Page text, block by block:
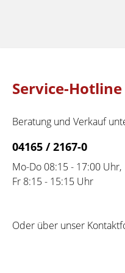
Service-Hotline
Beratung und Verkauf
04165 / 2167-0
Mo-Do 08:15 - 17:00 Uhr,
Fr 8:15 - 15:15 Uhr
Oder über unser